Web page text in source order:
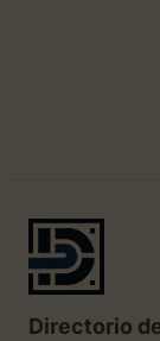
Directorio